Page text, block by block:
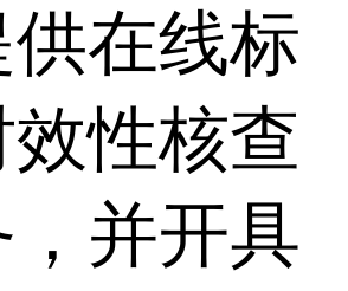
在线标
性核查
，并开具